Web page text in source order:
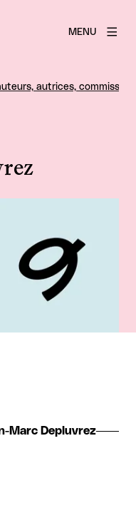
MENU
autrices,
Marc Depluvrez